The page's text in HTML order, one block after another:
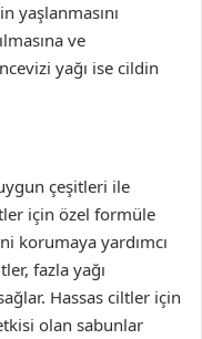
yaşlanmasını
ve
yağı ise cildin
çeşitleri ile
için özel formüle
korumaya yardımcı
fazla yağı
Hassas ciltler için
olan sabunlar